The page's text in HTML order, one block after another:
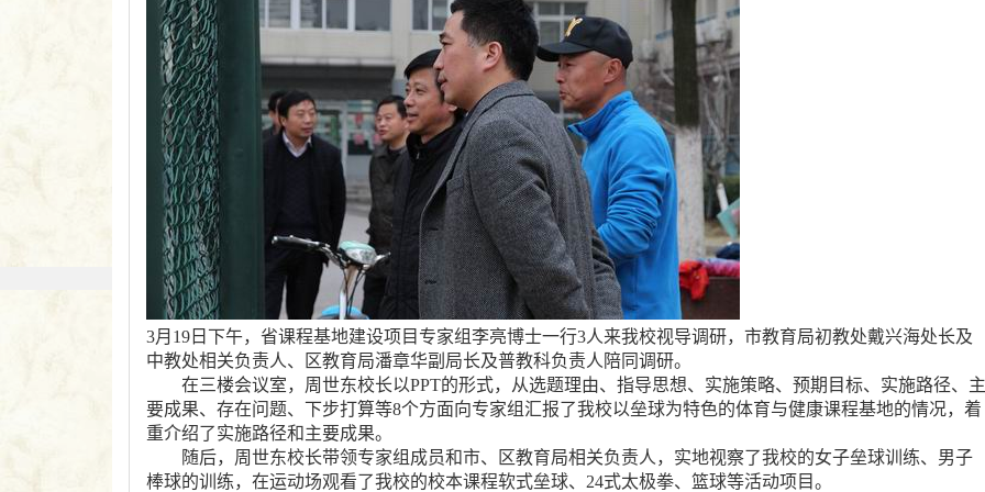
3月19日下午，省课程基地建设项目专家组李亮博士一行3人来我校视导调研，市教育局初教处戴兴海处长及
中教处相关负责人、区教育局潘章华副局长及普教科负责人陪同调研。
在三楼会议室，周世东校长以PPT的形式，从选题理由、指导思想、实施策略、预期目标、实施路径、主
要成果、存在问题、下步打算等8个方面向专家组汇报了我校以垒球为特色的体育与健康课程基地的情况，着
重介绍了实施路径和主要成果。
随后，周世东校长带领专家组成员和市、区教育局相关负责人，实地视察了我校的女子垒球训练、男子
棒球的训练，在运动场观看了我校的校本课程软式垒球、24式太极拳、篮球等活动项目。